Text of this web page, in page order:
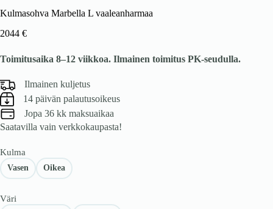
Kulmasohva Marbella L vaaleanharmaa
2044 €
Toimitusaika 8–12 viikkoa. Ilmainen toimitus PK-seudulla.
Ilmainen kuljetus
14 päivän palautusoikeus
Jopa 36 kk maksuaikaa
Saatavilla vain verkkokaupasta!
Kulma
Vasen Oikea
Väri